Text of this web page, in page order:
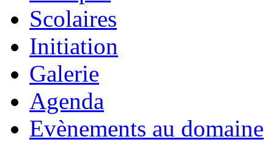
Scolaires
Initiation
Galerie
Agenda
Evènements au domaine